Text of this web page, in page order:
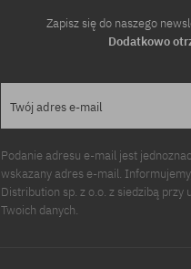
Zapisz się do naszego
Dodatkowo
Twój adres e-mail
Podanie adresu e-mail jest
wskazany adres e-mail.
Distribution sp. z o.o. z siedzibą
Twoich danych.